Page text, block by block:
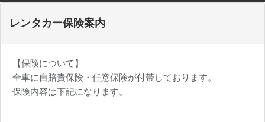
レンタカー保険案内
【保険について】
全車に自賠責保険・任意保険が付帯しております。
保険内容は下記になります。